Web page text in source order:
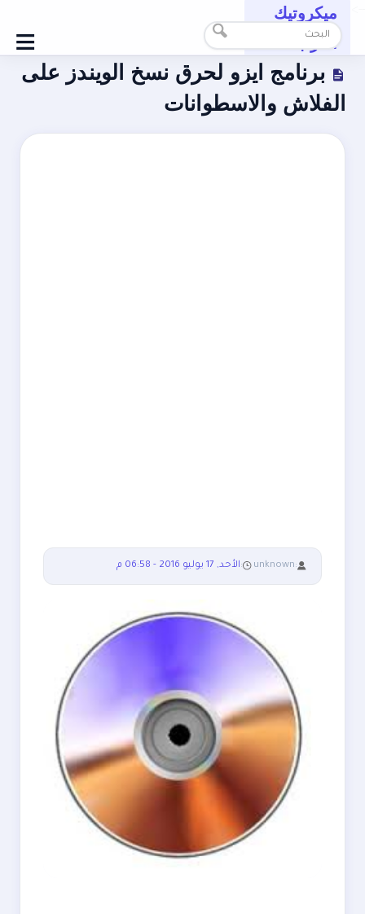
ميكروتيك
العرب
≡
برنامج ايزو لحرق نسخ الويندز على
الفلاش والاسطوانات
:
unknown
:الأحد, 17 يوليو 2016 - 06:58 م